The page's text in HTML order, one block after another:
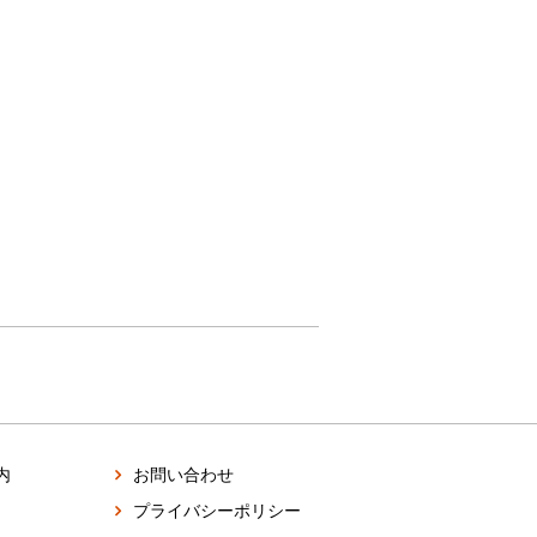
お問い合わせ
プライバシーポリシー